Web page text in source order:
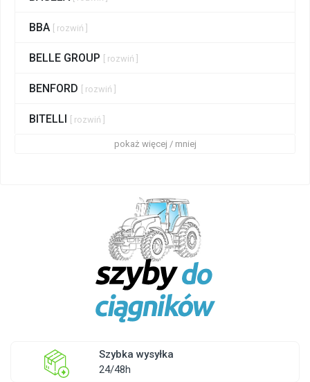
BBA [ rozwiń ]
BELLE GROUP [ rozwiń ]
BENFORD [ rozwiń ]
BITELLI [ rozwiń ]
pokaż więcej / mniej
Szybka wysyłka
24/48h